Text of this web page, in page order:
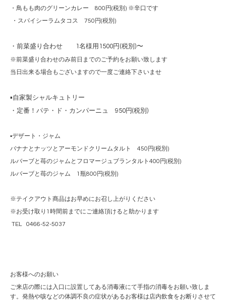
・鳥もも肉のグリーンカレー 800円(税別) ※辛口です
・スパイシーラムタコス 750円(税別)
・前菜盛り合わせ 1名様用1500円(税別)〜
※前菜盛り合わせのみ前日までのご予約をお願い致します
当日出来る場合もございますので一度ご連絡下さいませ
▪️自家製シャルキュトリー
・定番！パテ・ド・カンパーニュ 950円(税別)
▪️デザート・ジャム
バナナとナッツとアーモンドクリームタルト 450円(税別)
ルバーブと苺のジャムとフロマージュブランタルト400円(税別)
ルバーブと苺のジャム 1瓶800円(税別)
※テイクアウト商品はお早めにお召し上がりください
※お受け取り1時間前までにご連絡頂けると助かります
TEL 0466-52-5037
お客様へのお願い
ご来店の際には入口に設置してある消毒液にて手指の消毒をお願い致しま
す。発熱や咳などの体調不良の症状があるお客様は店内飲食をお断りさせて